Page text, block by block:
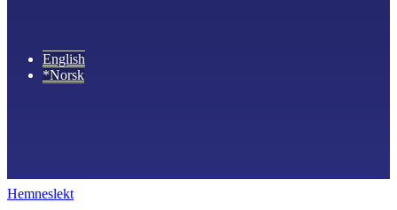
English
*Norsk
Hemneslekt